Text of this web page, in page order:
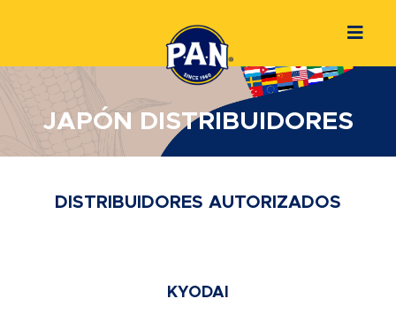
JAPÓN DISTRIBUIDORES
DISTRIBUIDORES AUTORIZADOS
KYODAI